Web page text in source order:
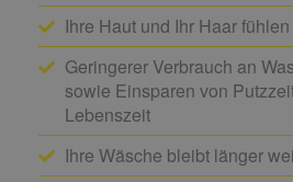
Ihre Haut und Ihr Haar
Geringerer Verbrauch an
sowie Einsparen von
Lebenszeit
Ihre Wäsche bleibt länger